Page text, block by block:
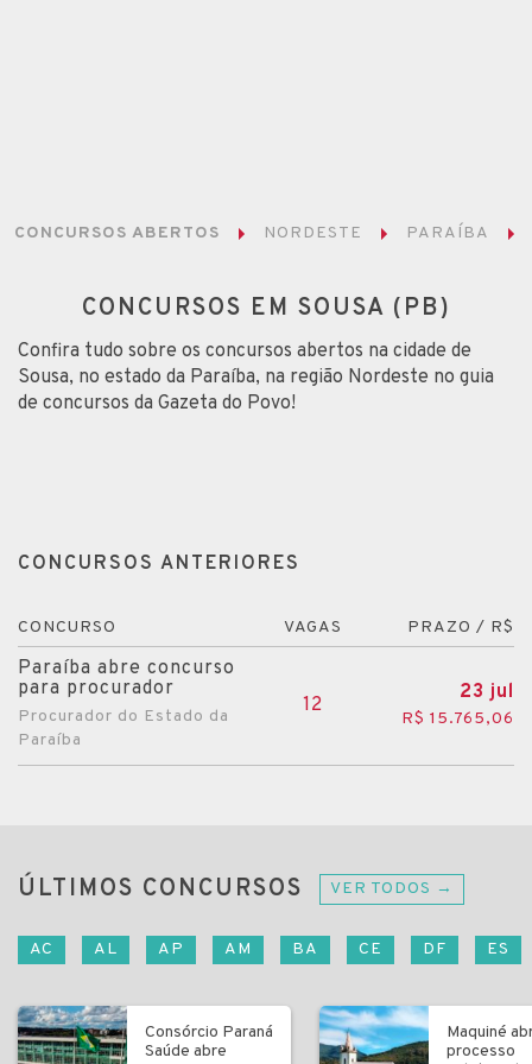
CONCURSOS ABERTOS NORDESTE PARAÍBA
CONCURSOS EM SOUSA (PB)
Confira tudo sobre os concursos abertos na cidade de
Sousa, no estado da Paraíba, na região Nordeste no guia
de concursos da Gazeta do Povo!
CONCURSOS ANTERIORES
CONCURSO VAGAS PRAZO / R$
Paraíba abre concurso
para procurador
Procurador do Estado da
Paraíba
12
23 jul
R$ 15.765,06
ÚLTIMOS CONCURSOS VER TODOS →
AC AL AP AM BA CE DF ES
Consórcio Paraná
Saúde abre
Maquiné
processo